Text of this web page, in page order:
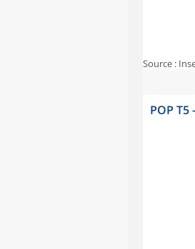
Source :
POP